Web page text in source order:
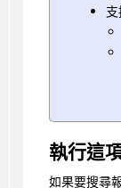
執行這
如果要搜尋